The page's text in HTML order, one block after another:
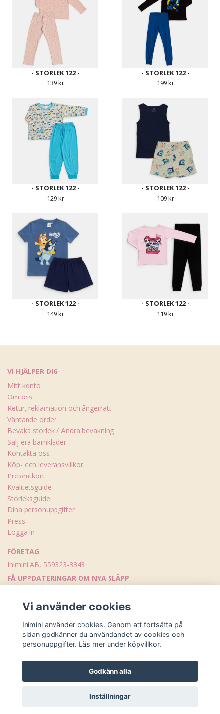
- STORLEK 122 -
139 kr
- STORLEK 122 -
199 kr
- STORLEK 122 -
129 kr
- STORLEK 122 -
109 kr
- STORLEK 122 -
149 kr
- STORLEK 122 -
119 kr
VI HJÄLPER DIG
Mitt konto
Om oss
Retur, reklamation och ångerrätt
Väntande order
Bevaka storlek / Ändra bevakning
Sälj era barnkläder
Kontakta oss
Köp- och leveransvillkor
Presentkort
Kvalitetsguide
Storleksguide
Dina personuppgifter
Press
Logga in
FÖRETAG
Inimini AB, 559323-3348
FÅ UPPDATERINGAR OM NYA SLÄPP
© Copyright Inimini
Vi använder cookies
Inimini använder cookies. Genom att fortsätta på
sidan godkänner du användandet av cookies och
personuppgifter. Läs mer under köpvillkor.
Godkänn alla
Inställningar